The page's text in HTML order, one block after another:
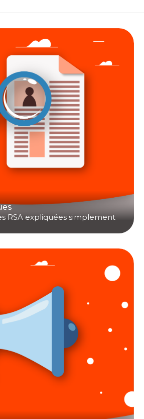
RSA expliquées simplement